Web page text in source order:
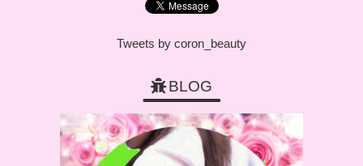
Tweets by coron_beauty
BLOG